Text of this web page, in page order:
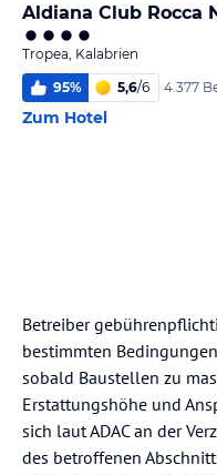
Tropea, Kalabrien
95% 5,6/6 4.377
Zum Hotel
Betreiber
bestimmten
sobald Baustellen zu
Erstattungshöhe und
sich laut ADAC an der
des betroffenen